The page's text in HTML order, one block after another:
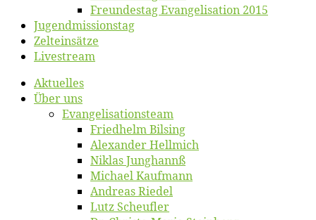
Freun­des­tag Evan­ge­li­sa­ti­on 2015
Jugend­mis­sions­tag
Zelt­ein­sät­ze
Live­stream
Ak­tu­el­les
Über uns
Evangelisa­tions­team
Fried­helm Bilsing
Alex­an­der Hellmich
Ni­klas Junghannß
Mi­cha­el Kaufmann
An­dre­as Riedel
Lutz Scheuf­ler